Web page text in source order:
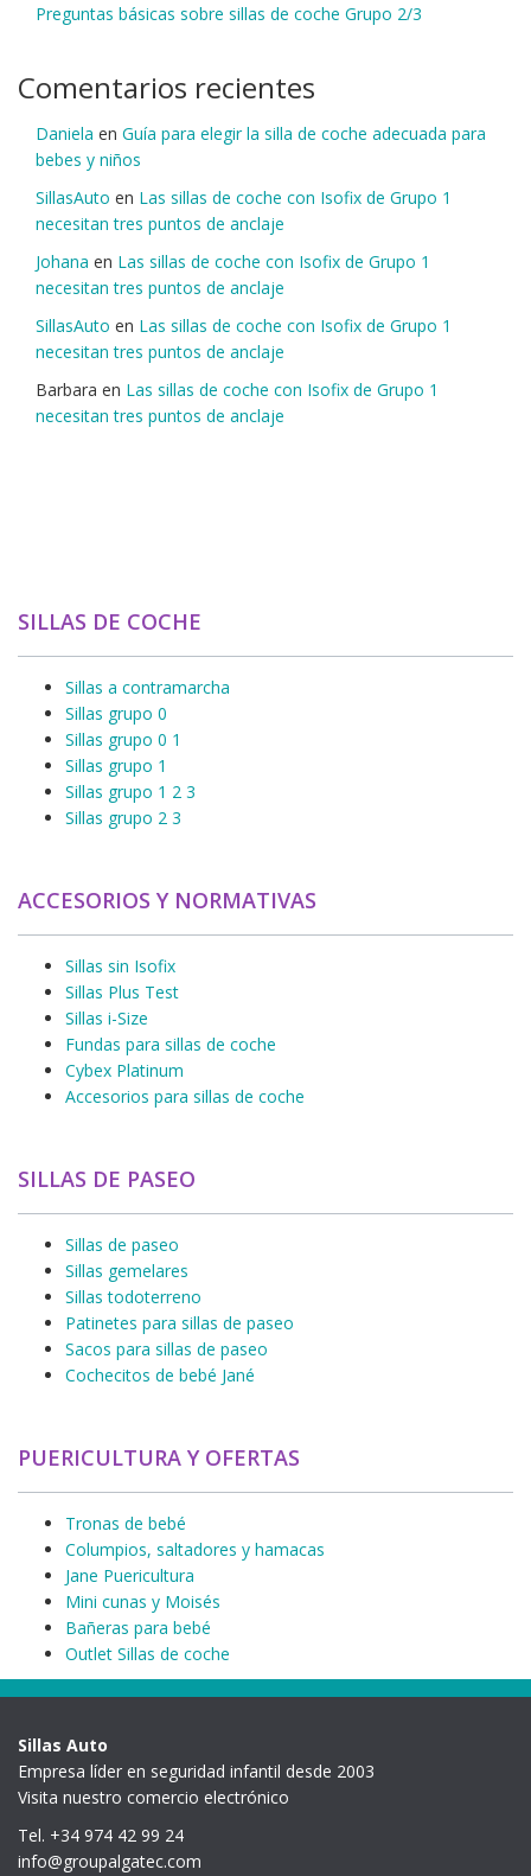
Preguntas básicas sobre sillas de coche Grupo 2/3
Comentarios recientes
Daniela en Guía para elegir la silla de coche adecuada para
bebes y niños
SillasAuto en Las sillas de coche con Isofix de Grupo 1
necesitan tres puntos de anclaje
Johana en Las sillas de coche con Isofix de Grupo 1
necesitan tres puntos de anclaje
SillasAuto en Las sillas de coche con Isofix de Grupo 1
necesitan tres puntos de anclaje
Barbara en Las sillas de coche con Isofix de Grupo 1
necesitan tres puntos de anclaje
SILLAS DE COCHE
Sillas a contramarcha
Sillas grupo 0
Sillas grupo 0 1
Sillas grupo 1
Sillas grupo 1 2 3
Sillas grupo 2 3
ACCESORIOS Y NORMATIVAS
Sillas sin Isofix
Sillas Plus Test
Sillas i-Size
Fundas para sillas de coche
Cybex Platinum
Accesorios para sillas de coche
SILLAS DE PASEO
Sillas de paseo
Sillas gemelares
Sillas todoterreno
Patinetes para sillas de paseo
Sacos para sillas de paseo
Cochecitos de bebé Jané
PUERICULTURA Y OFERTAS
Tronas de bebé
Columpios, saltadores y hamacas
Jane Puericultura
Mini cunas y Moisés
Bañeras para bebé
Outlet Sillas de coche
Sillas Auto
Empresa líder en seguridad infantil desde 2003
Visita nuestro comercio electrónico
Tel. +34 974 42 99 24
info@groupalgatec.com